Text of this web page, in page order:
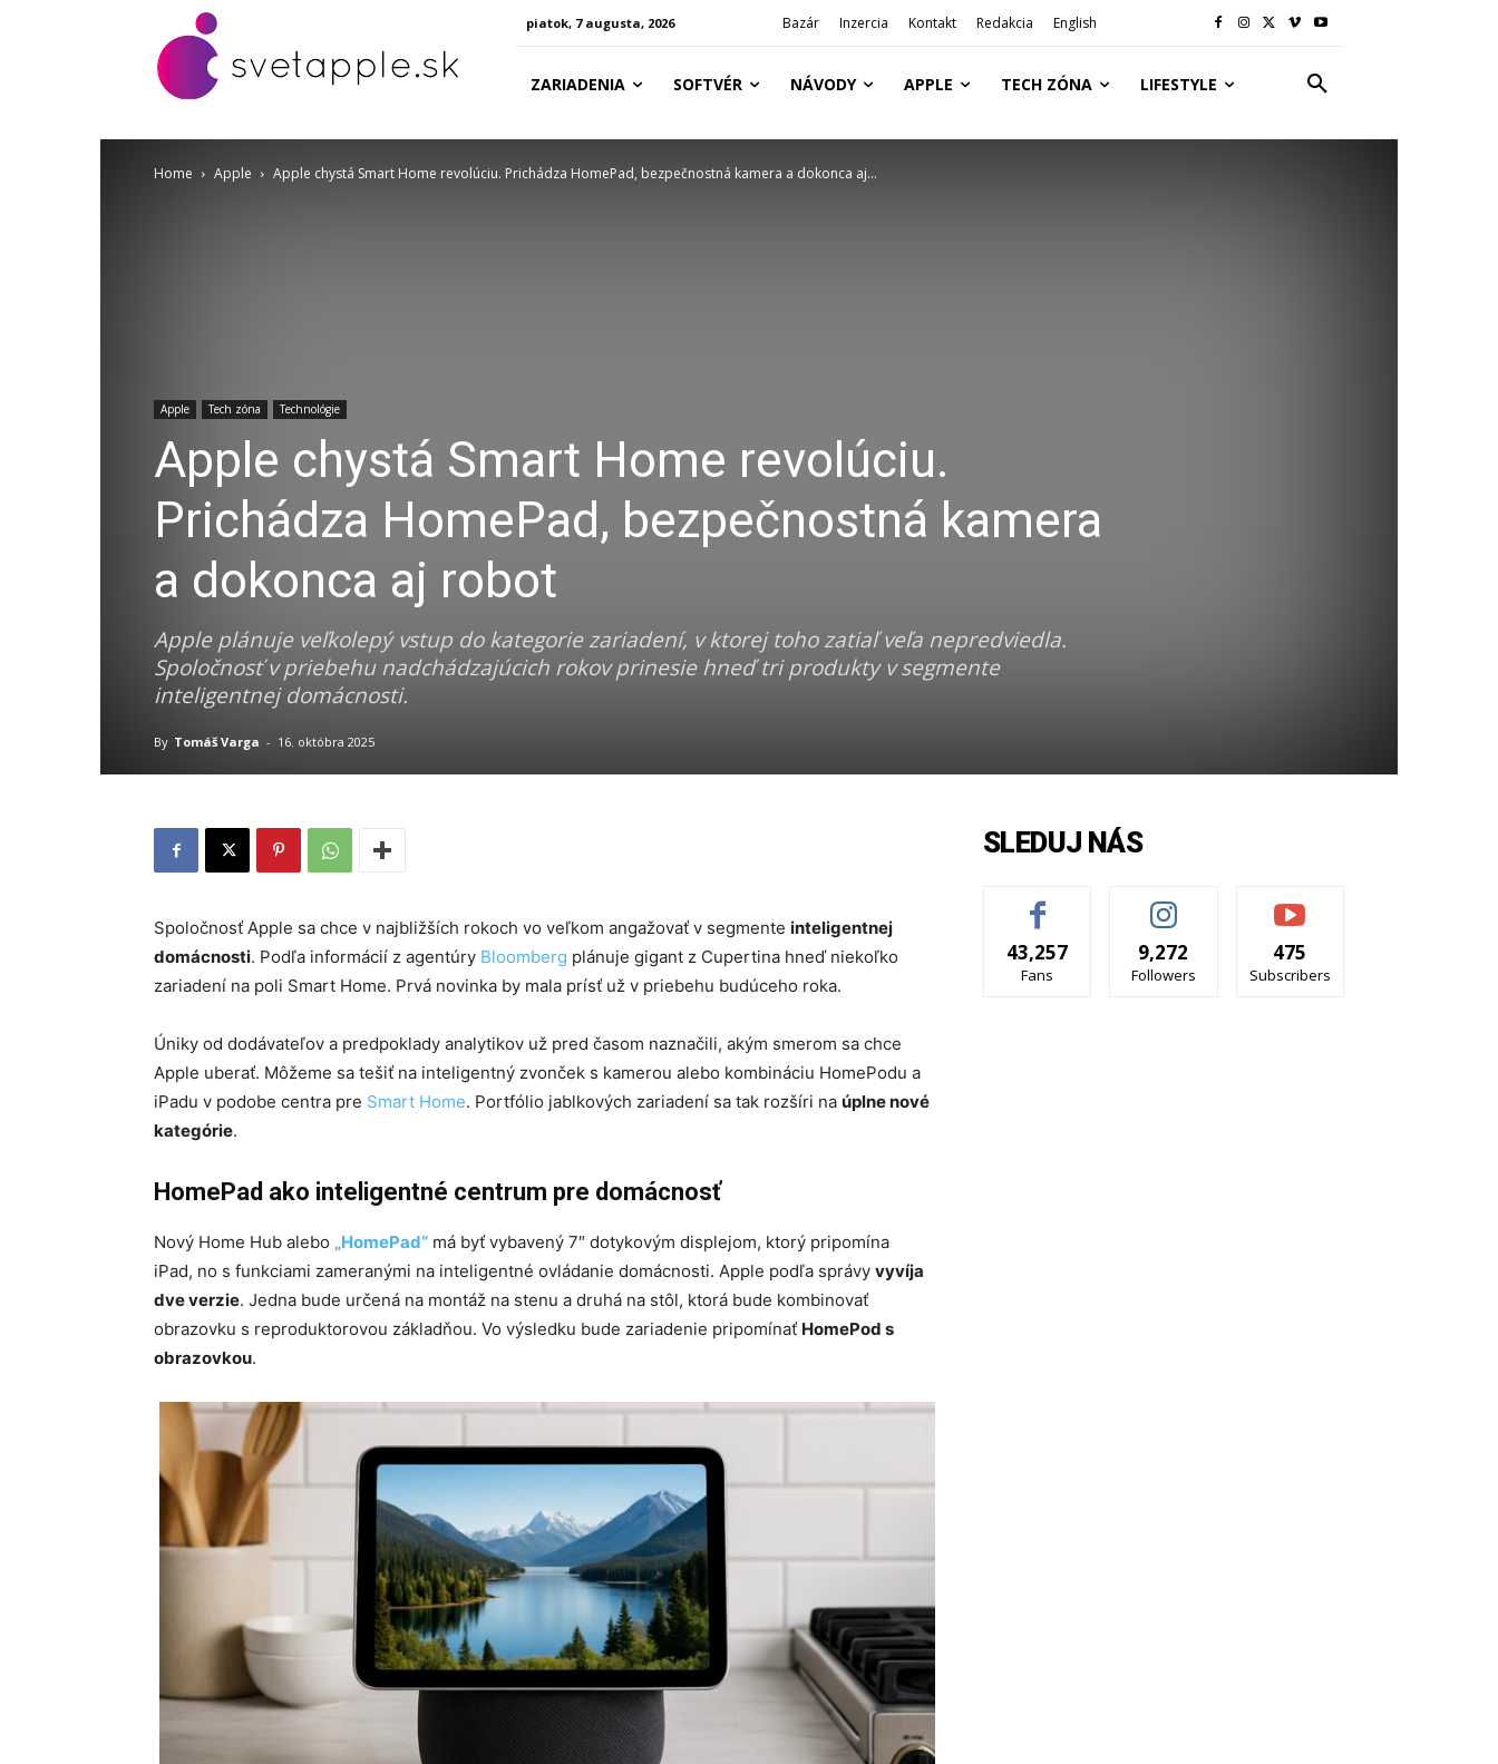
piatok, 7 augusta, 2026 Bazár Inzercia Kontakt Redakcia English
ZARIADENIA SOFTVÉR NÁVODY APPLE TECH ZÓNA LIFESTYLE
Home Apple Apple chystá Smart Home revolúciu. Prichádza HomePad, bezpečnostná kamera a dokonca aj...
Apple Tech zóna Technológie
Apple chystá Smart Home revolúciu.
Prichádza HomePad, bezpečnostná kamera
a dokonca aj robot
Apple plánuje veľkolepý vstup do kategorie zariadení, v ktorej toho zatiaľ veľa nepredviedla.
Spoločnosť v priebehu nadchádzajúcich rokov prinesie hneď tri produkty v segmente
inteligentnej domácnosti.
By Tomáš Varga - 16. októbra 2025
Spoločnosť Apple sa chce v najbližších rokoch vo veľkom angažovať v segmente inteligentnej
domácnosti. Podľa informácií z agentúry Bloomberg plánuje gigant z Cupertina hneď niekoľko
zariadení na poli Smart Home. Prvá novinka by mala prísť už v priebehu budúceho roka.
Úniky od dodávateľov a predpoklady analytikov už pred časom naznačili, akým smerom sa chce
Apple uberať. Môžeme sa tešiť na inteligentný zvonček s kamerou alebo kombináciu HomePodu a
iPadu v podobe centra pre Smart Home. Portfólio jablkových zariadení sa tak rozšíri na úplne nové
kategórie.
HomePad ako inteligentné centrum pre domácnosť
Nový Home Hub alebo „HomePad“ má byť vybavený 7″ dotykovým displejom, ktorý pripomína
iPad, no s funkciami zameranými na inteligentné ovládanie domácnosti. Apple podľa správy vyvíja
dve verzie. Jedna bude určená na montáž na stenu a druhá na stôl, ktorá bude kombinovať
obrazovku s reproduktorovou základňou. Vo výsledku bude zariadenie pripomínať HomePod s
obrazovkou.
SLEDUJ NÁS
43,257
Fans
9,272
Followers
475
Subscribers